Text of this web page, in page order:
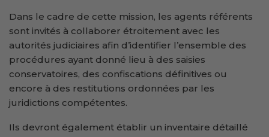
Dans le cadre de cette mission, les agents référents
sont invités à collaborer étroitement avec les
autorités judiciaires afin d’identifier l’ensemble des
procédures ayant donné lieu à des saisies
conservatoires, des confiscations définitives ou
encore à des restitutions ordonnées par les
juridictions compétentes.
Ils devront également établir un inventaire détaillé